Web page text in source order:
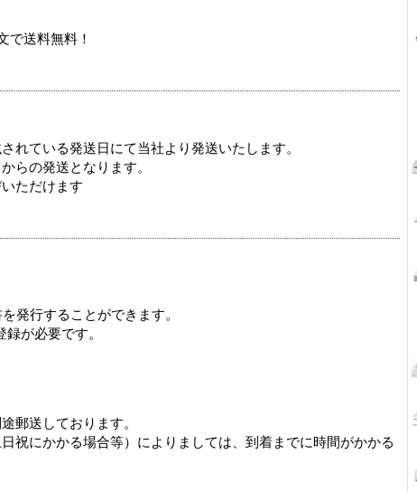
で送料無料！
れている発送日にて当社より発送いたします。
らの発送となります。
ただけます
発行することができます。
が必要です。
郵送しております。
祝にかかる場合等）によりましては、到着までに時間がかかる